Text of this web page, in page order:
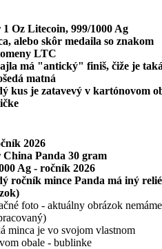
1 Oz Litecoin, 999/1000 Ag
alebo skôr medaila so znakom
LTC
má "antický" finiš, čiže je
matná
kus je zatavevý v kartónovom
2026
China Panda 30 gram
Ag - ročník 2026
ročník mince Panda má iný
foto - aktuálny obrázok nemáme
minca je vo svojom vlastnom
obale - bublinke